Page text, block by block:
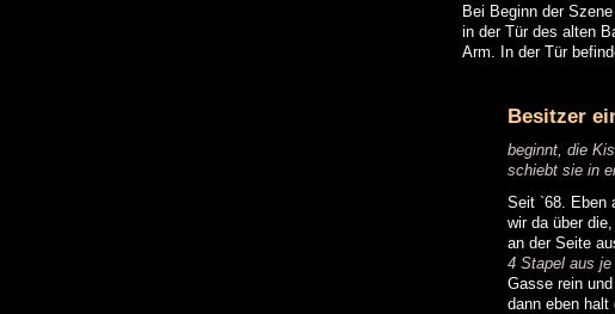
Bei Beginn der
in der Tür des alten
Arm. In der Tür
Besitzer
beginnt, die
schiebt sie in
Seit `68. Eben
wir da über
an der Seite
4 Stapel aus
Gasse rein
dann eben halt